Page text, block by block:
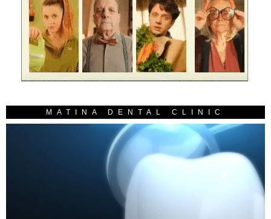
MATINA DENTAL CLINIC